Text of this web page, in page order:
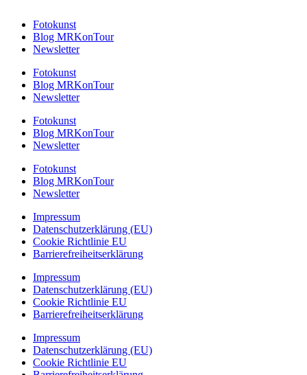
Fotokunst
Blog MRKonTour
Newsletter
Fotokunst
Blog MRKonTour
Newsletter
Fotokunst
Blog MRKonTour
Newsletter
Fotokunst
Blog MRKonTour
Newsletter
Impressum
Datenschutzerklärung (EU)
Cookie Richtlinie EU
Barrierefreiheitserklärung
Impressum
Datenschutzerklärung (EU)
Cookie Richtlinie EU
Barrierefreiheitserklärung
Impressum
Datenschutzerklärung (EU)
Cookie Richtlinie EU